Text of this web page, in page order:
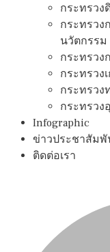
กระทรวง
กระทรวง
นวัตกรรม
กระทรวง
กระทรว
กระทรวง
กระทรวง
Infographic
ข่าวประชาสัมพั
ติดต่อเรา